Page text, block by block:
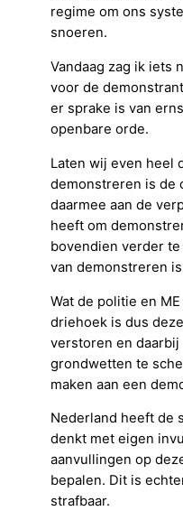
regime om ons
snoeren.
Vandaag zag ik iets
voor de
er sprake is van
openbare orde.
Laten wij even heel
demonstreren is de
daarmee aan de
heeft om
bovendien verder
van demonstreren
Wat de politie en
driehoek is dus
verstoren en
grondwetten te
maken aan een
Nederland heeft de
denkt met eigen
aanvullingen op
bepalen. Dit is
strafbaar.